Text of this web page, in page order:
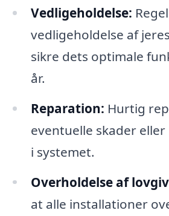
Vedligeholdelse:
vedligeholdelse af
sikre dets optimale
år.
Reparation: Hurtig
eventuelle skader
i systemet.
Overholdelse af
at alle installationer